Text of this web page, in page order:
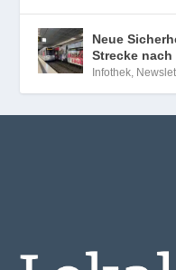
Neue
Strecke
Infothek